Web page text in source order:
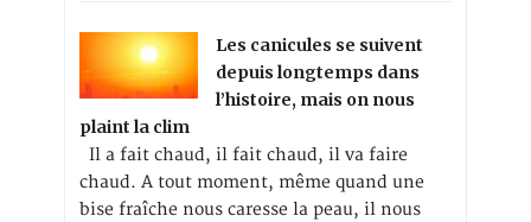
Les canicules se suivent
depuis longtemps dans
l’histoire, mais on nous
plaint la clim
Il a fait chaud, il fait chaud, il va faire
chaud. A tout moment, même quand une
bise fraîche nous caresse la peau, il nous